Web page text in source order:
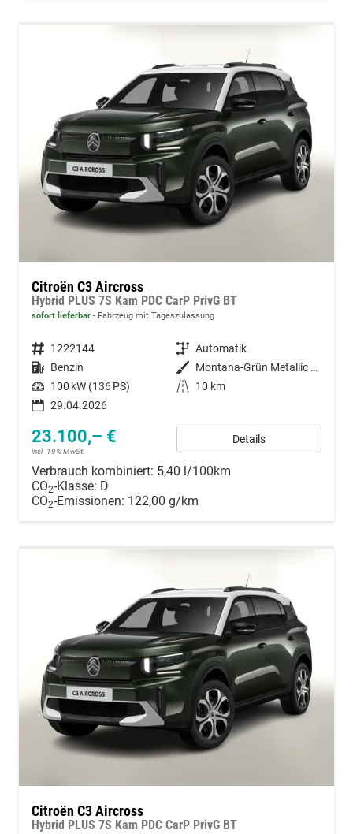
Citroën C3 Aircross
Hybrid PLUS 7S Kam PDC CarP PrivG BT
sofort lieferbar Fahrzeug mit Tageszulassung
Fahrzeugnummer 1222144 Getriebe Automatik
Kraftstoff Benzin Außenfarbe
Montana-Grün Metallic / Dachfarb
Leistung 100 kW (136 PS) Kilometerstand
10 km
29.04.2026
23.100,– €
incl. 19% MwSt.
Details
Verbrauch kombiniert: 5,40 l/100km
CO2-Klasse: D
CO2-Emissionen: 122,00 g/km
Citroën C3 Aircross
Hybrid PLUS 7S Kam PDC CarP PrivG BT